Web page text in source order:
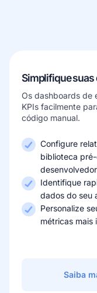
Casos de
Histórias inspiradoras de
Simplifique suas
Os dashboards de
KPIs facilmente
código manual.
Configure
biblioteca
desenvolvedor
Identifique
dados do seu
Personalize
métricas mais
Saiba